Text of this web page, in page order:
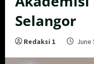
Selangor
Redaksi 1 June